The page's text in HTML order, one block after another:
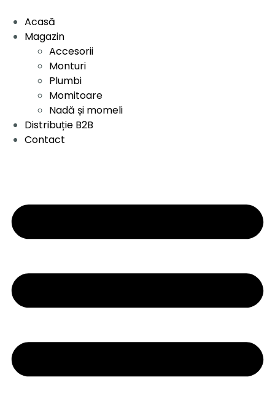
Acasă
Magazin
Accesorii
Monturi
Plumbi
Momitoare
Nadă și momeli
Distribuție B2B
Contact